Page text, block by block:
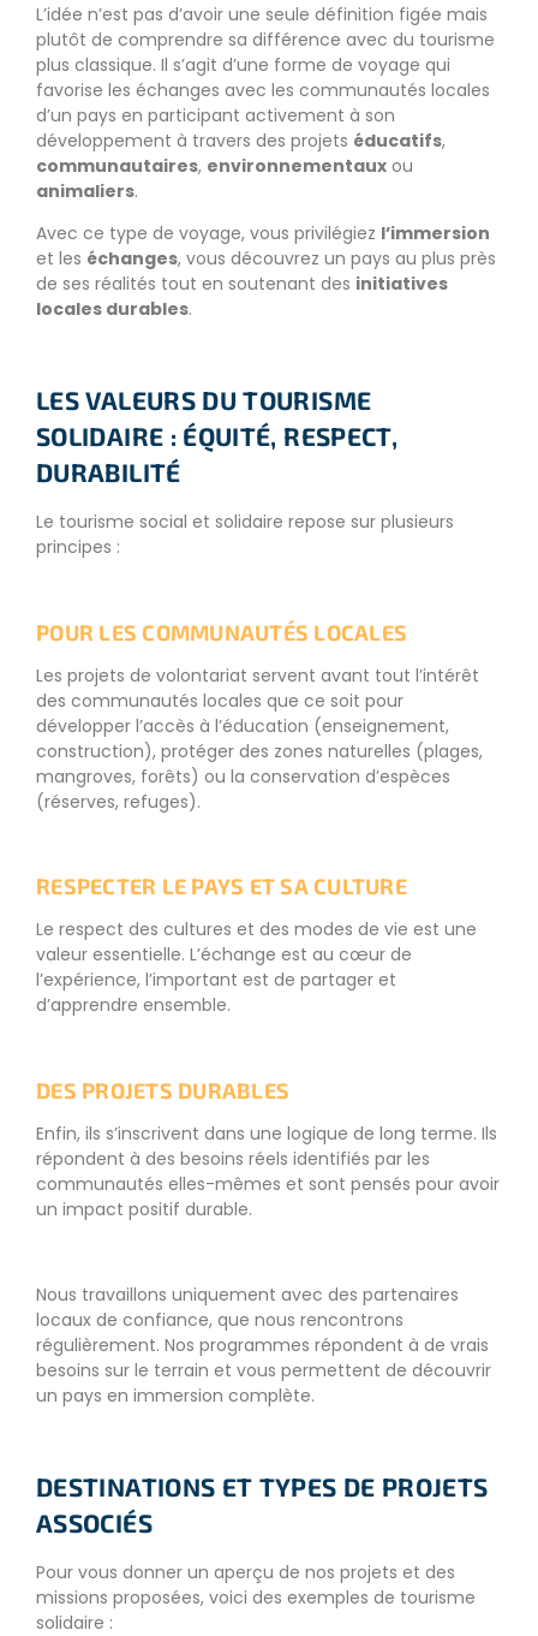
L’idée n’est pas d’avoir une seule définition figée mais
plutôt de comprendre sa différence avec du tourisme
plus classique. Il s’agit d’une forme de voyage qui
favorise les échanges avec les communautés locales
d’un pays en participant activement à son
développement à travers des projets éducatifs,
communautaires, environnementaux ou
animaliers.
Avec ce type de voyage, vous privilégiez l’immersion
et les échanges, vous découvrez un pays au plus près
de ses réalités tout en soutenant des initiatives
locales durables.
LES VALEURS DU TOURISME
SOLIDAIRE : ÉQUITÉ, RESPECT,
DURABILITÉ
Le tourisme social et solidaire repose sur plusieurs
principes :
POUR LES COMMUNAUTÉS LOCALES
Les projets de volontariat servent avant tout l’intérêt
des communautés locales que ce soit pour
développer l’accès à l’éducation (enseignement,
construction), protéger des zones naturelles (plages,
mangroves, forêts) ou la conservation d’espèces
(réserves, refuges).
RESPECTER LE PAYS ET SA CULTURE
Le respect des cultures et des modes de vie est une
valeur essentielle. L’échange est au cœur de
l’expérience, l’important est de partager et
d’apprendre ensemble.
DES PROJETS DURABLES
Enfin, ils s’inscrivent dans une logique de long terme. Ils
répondent à des besoins réels identifiés par les
communautés elles-mêmes et sont pensés pour avoir
un impact positif durable.
Nous travaillons uniquement avec des partenaires
locaux de confiance, que nous rencontrons
régulièrement. Nos programmes répondent à de vrais
besoins sur le terrain et vous permettent de découvrir
un pays en immersion complète.
DESTINATIONS ET TYPES DE PROJETS
ASSOCIÉS
Pour vous donner un aperçu de nos projets et des
missions proposées, voici des exemples de tourisme
solidaire :